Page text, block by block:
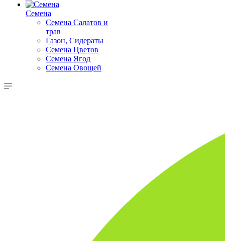
Семена
Семена Салатов и
трав
Газон, Сидераты
Семена Цветов
Семена Ягод
Семена Овощей